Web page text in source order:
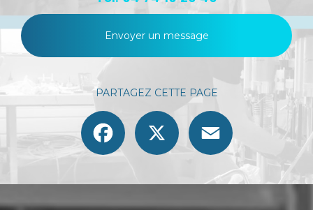
Envoyer un message
PARTAGEZ CETTE PAGE
Facebook